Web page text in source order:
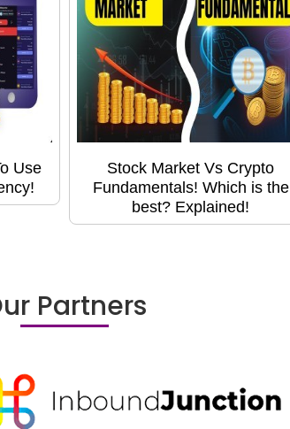
Use
Stock Market Vs Crypto
Fundamentals! Which is the
best? Explained!
Partners